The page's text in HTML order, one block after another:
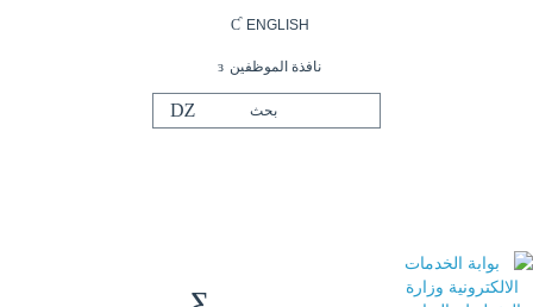
ENGLISH
نافذة الموظفين